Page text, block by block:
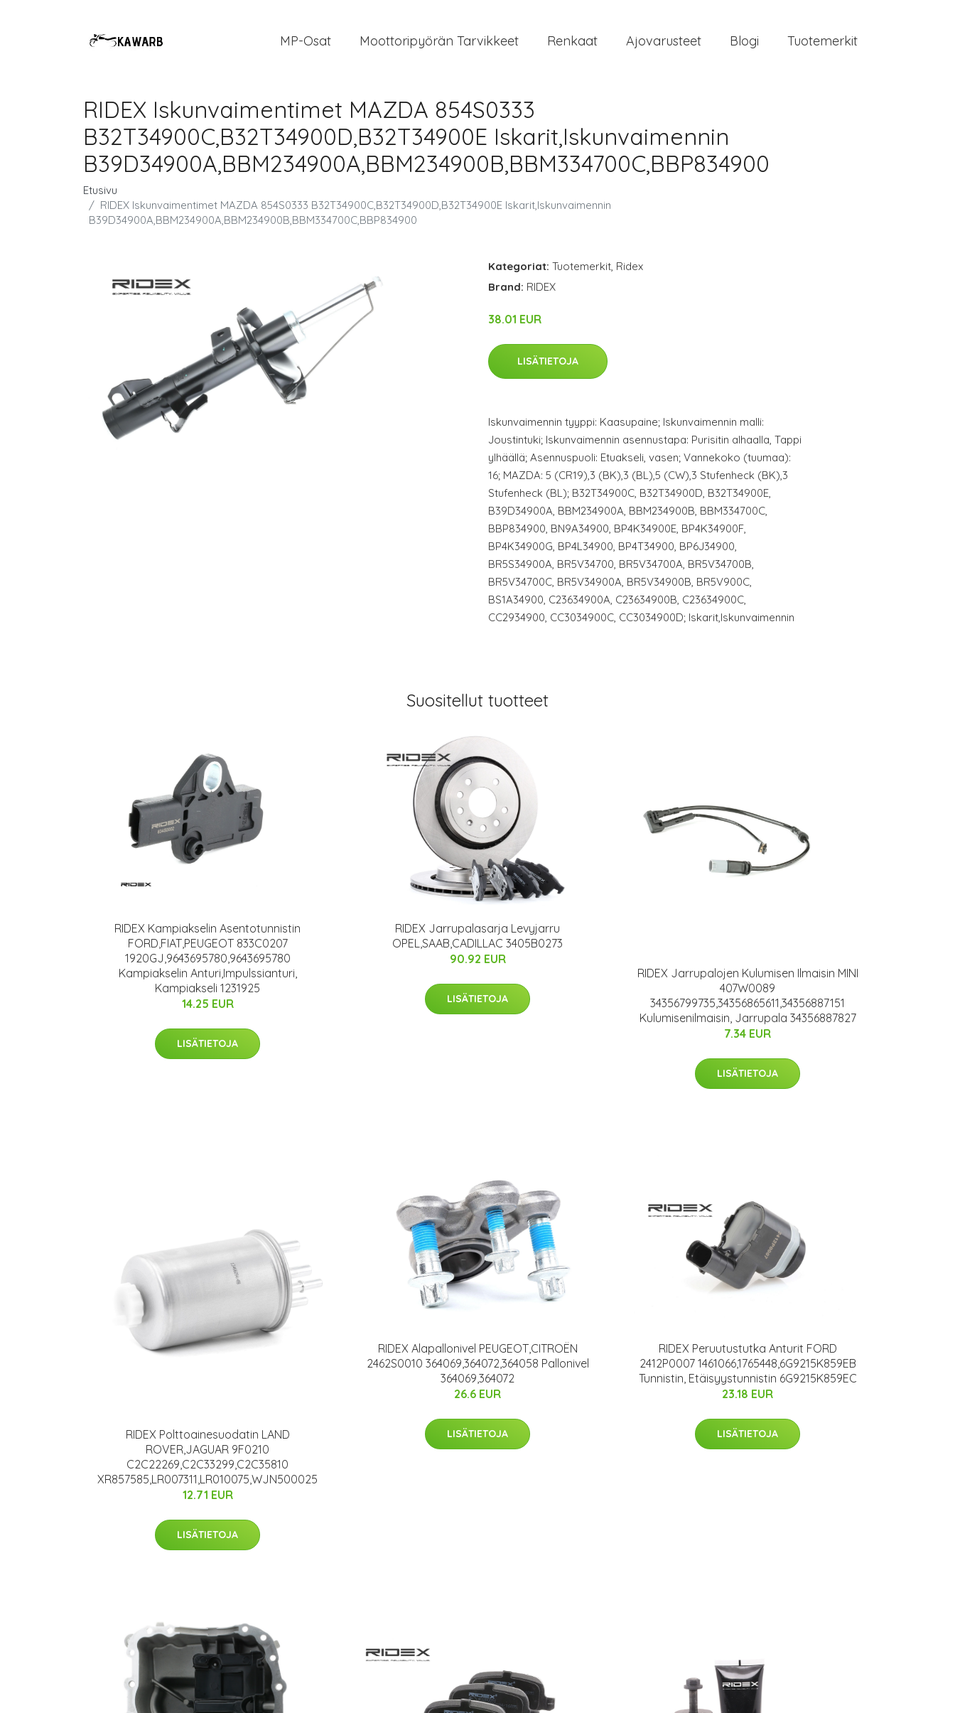
MP-Osat Moottoripyörän Tarvikkeet Renkaat Ajovarusteet Blogi Tuotemerkit
RIDEX Iskunvaimentimet MAZDA 854S0333
B32T34900C,B32T34900D,B32T34900E Iskarit,Iskunvaimennin
B39D34900A,BBM234900A,BBM234900B,BBM334700C,BBP834900
Etusivu
RIDEX Iskunvaimentimet MAZDA 854S0333 B32T34900C,B32T34900D,B32T34900E Iskarit,Iskunvaimennin
B39D34900A,BBM234900A,BBM234900B,BBM334700C,BBP834900
Kategoriat: Tuotemerkit, Ridex
Brand: RIDEX
38.01 EUR
LISÄTIETOJA
Iskunvaimennin tyyppi: Kaasupaine; Iskunvaimennin malli:
Joustintuki; Iskunvaimennin asennustapa: Purisitin alhaalla, Tappi
ylhäällä; Asennuspuoli: Etuakseli, vasen; Vannekoko (tuumaa):
16; MAZDA: 5 (CR19),3 (BK),3 (BL),5 (CW),3 Stufenheck (BK),3
Stufenheck (BL); B32T34900C, B32T34900D, B32T34900E,
B39D34900A, BBM234900A, BBM234900B, BBM334700C,
BBP834900, BN9A34900, BP4K34900E, BP4K34900F,
BP4K34900G, BP4L34900, BP4T34900, BP6J34900,
BR5S34900A, BR5V34700, BR5V34700A, BR5V34700B,
BR5V34700C, BR5V34900A, BR5V34900B, BR5V900C,
BS1A34900, C23634900A, C23634900B, C23634900C,
CC2934900, CC3034900C, CC3034900D; Iskarit,Iskunvaimennin
Suositellut tuotteet
RIDEX Kampiakselin Asentotunnistin
FORD,FIAT,PEUGEOT 833C0207
1920GJ,9643695780,9643695780
Kampiakselin Anturi,Impulssianturi,
Kampiakseli 1231925
14.25 EUR
LISÄTIETOJA
RIDEX Jarrupalasarja Levyjarru
OPEL,SAAB,CADILLAC 3405B0273
90.92 EUR
LISÄTIETOJA
RIDEX Jarrupalojen Kulumisen Ilmaisin MINI
407W0089
34356799735,34356865611,34356887151
Kulumisenilmaisin, Jarrupala 34356887827
7.34 EUR
LISÄTIETOJA
RIDEX Polttoainesuodatin LAND
ROVER,JAGUAR 9F0210
C2C22269,C2C33299,C2C35810
XR857585,LR007311,LR010075,WJN500025
12.71 EUR
LISÄTIETOJA
RIDEX Alapallonivel PEUGEOT,CITROËN
2462S0010 364069,364072,364058 Pallonivel
364069,364072
26.6 EUR
LISÄTIETOJA
RIDEX Peruutustutka Anturit FORD
2412P0007 1461066,1765448,6G9215K859EB
Tunnistin, Etäisyystunnistin 6G9215K859EC
23.18 EUR
LISÄTIETOJA